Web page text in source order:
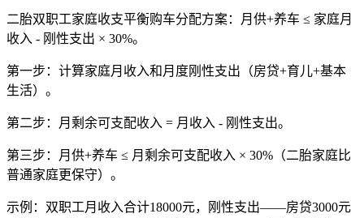
二胎双职工家庭收支平衡购车分配方案：月供+养车 ≤ 家庭月
收入 - 刚性支出 × 30%。
第一步：计算家庭月收入和月度刚性支出（房贷+育儿+基本
生活）。
第二步：月剩余可支配收入 = 月收入 - 刚性支出。
第三步：月供+养车 ≤ 月剩余可支配收入 × 30%（二胎家庭比
普通家庭更保守）。
示例：双职工月收入合计18000元，刚性支出——房贷3000元